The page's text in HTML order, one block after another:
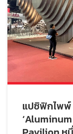
แปซิฟิกไพพ์